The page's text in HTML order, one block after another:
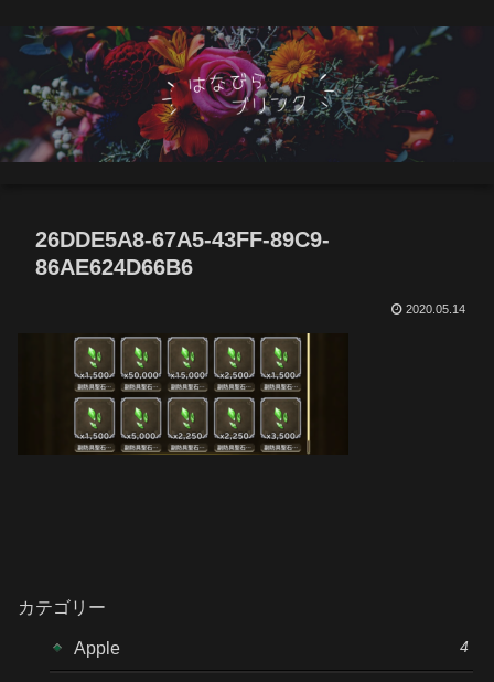
26DDE5A8-67A5-43FF-89C9-
86AE624D66B6
2020.05.14
カテゴリー
Apple 4